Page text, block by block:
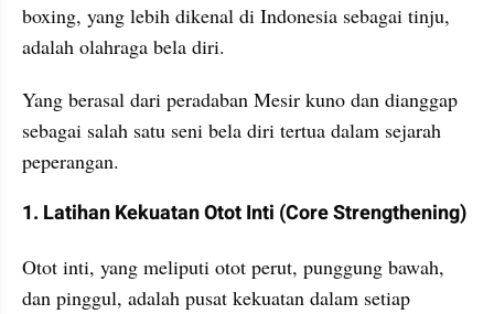
boxing, yang lebih dikenal di Indonesia sebagai tinju,
adalah olahraga bela diri.
Yang berasal dari peradaban Mesir kuno dan dianggap
sebagai salah satu seni bela diri tertua dalam sejarah
peperangan.
1. Latihan Kekuatan Otot Inti (Core Strengthening)
Otot inti, yang meliputi otot perut, punggung bawah,
dan pinggul, adalah pusat kekuatan dalam setiap